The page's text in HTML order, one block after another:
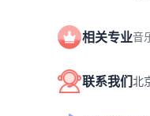
相关专业音
联系我们北